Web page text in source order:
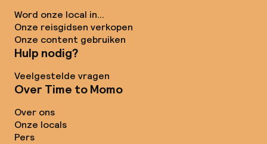
Word onze local in...
Onze reisgidsen verkopen
Onze content gebruiken
Hulp nodig?
Veelgestelde vragen
Over Time to Momo
Over ons
Onze locals
Pers